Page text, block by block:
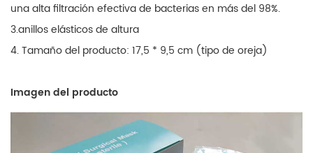
una alta filtración efectiva de bacterias en más del 98%.
3.anillos elásticos de altura
4. Tamaño del producto: 17,5 * 9,5 cm (tipo de oreja)
Imagen del producto